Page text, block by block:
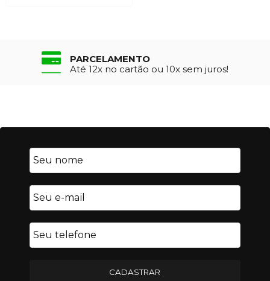
PARCELAMENTO
Até 12x no cartão ou 10x sem juros!
CADASTRAR